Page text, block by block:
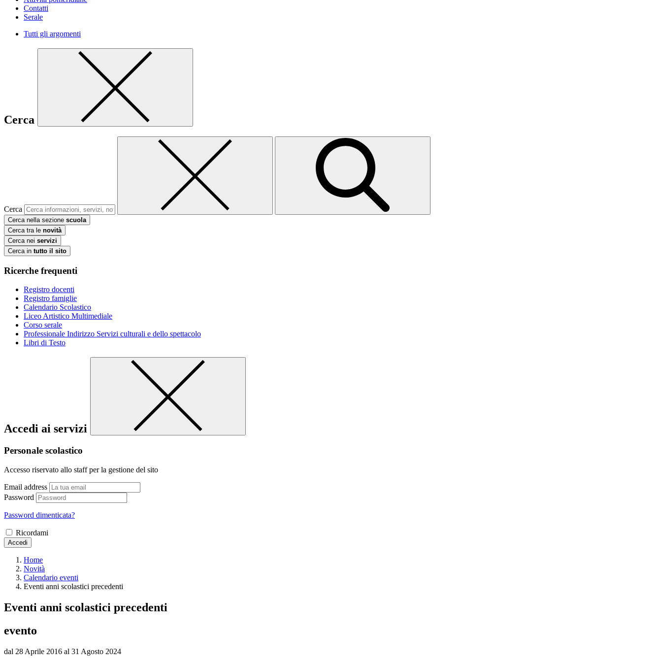
Contatti
Serale
Tutti gli argomenti
Cerca
Cerca
Cerca nella sezione scuola
Cerca tra le novità
Cerca nei servizi
Cerca in tutto il sito
Ricerche frequenti
Registro docenti
Registro famiglie
Calendario Scolastico
Liceo Artistico Multimediale
Corso serale
Professionale Indirizzo Servizi culturali e dello spettacolo
Libri di Testo
Accedi ai servizi
Personale scolastico
Accesso riservato allo staff per la gestione del sito
Email address
Password
Password dimenticata?
Ricordami
Accedi
Home
Novità
Calendario eventi
Eventi anni scolastici precedenti
Eventi anni scolastici precedenti
evento
dal 28 Aprile 2016 al 31 Agosto 2024